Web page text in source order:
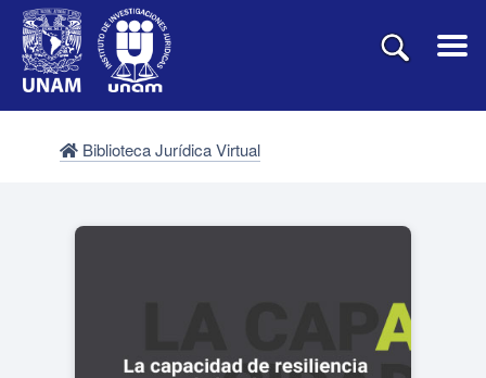
Biblioteca Jurídica Virtual